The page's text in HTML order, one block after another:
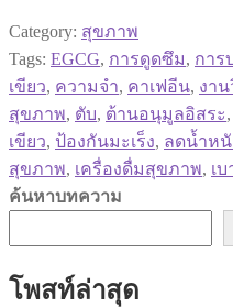
Category: สุขภาพ
Tags: EGCG, การดูดซึม, การ
เขียว, ความจำ, คาเฟอีน, งาน
สุขภาพ, ตับ, ต้านอนุมูลอิสระ,
เขียว, ป้องกันมะเร็ง, ลดน้ำห
สุขภาพ, เครื่องดื่มสุขภาพ, เ
ค้นหาบทความ
โพสท์ล่าสุด